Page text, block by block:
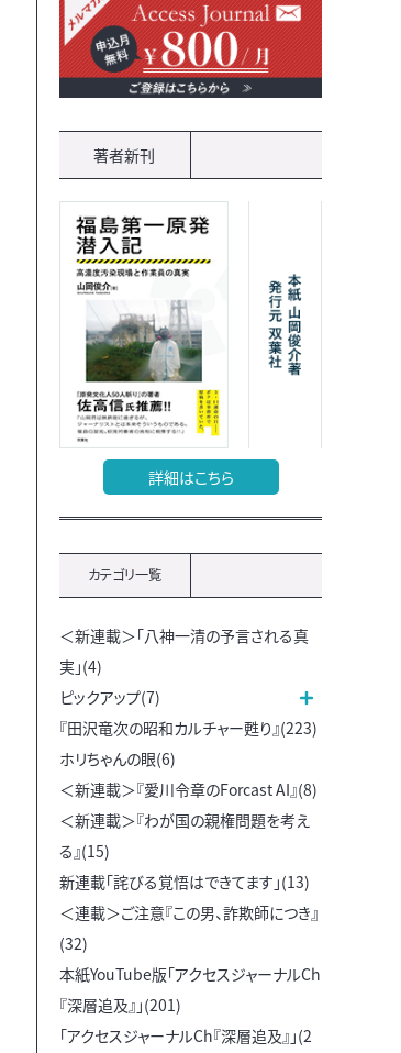
著者新刊
詳細はこちら
カテゴリ一覧
＜新連載＞「八神一清の予言される真
実」(4)
ピックアップ(7)
『田沢竜次の昭和カルチャー甦り』(223)
ホリちゃんの眼(6)
＜新連載＞『愛川令章のForcast AI』(8)
＜新連載＞『わが国の親権問題を考え
る』(15)
新連載「詫びる覚悟はできてます」(13)
＜連載＞ご注意『この男、詐欺師につき』
(32)
本紙YouTube版「アクセスジャーナルCh
『深層追及』」(201)
「アクセスジャーナルCh『深層追及』」(2